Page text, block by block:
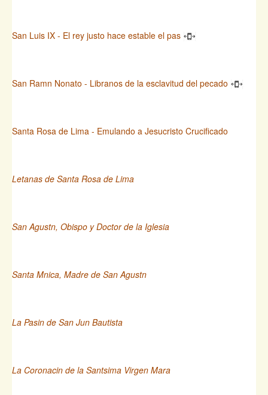
San Luis IX - El rey justo hace estable el pas
San Ramn Nonato - Libranos de la esclavitud del pecado
Santa Rosa de Lima - Emulando a Jesucristo Crucificado
Letanas de Santa Rosa de Lima
San Agustn, Obispo y Doctor de la Iglesia
Santa Mnica, Madre de San Agustn
La Pasin de San Jun Bautista
La Coronacin de la Santsima Virgen Mara